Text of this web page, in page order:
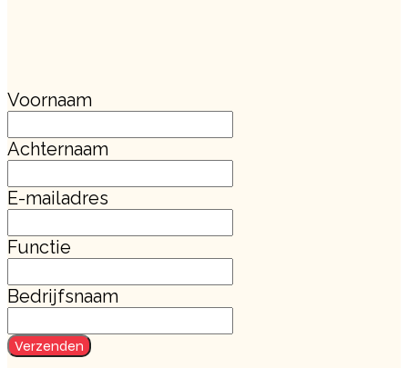
Voornaam
Achternaam
E-mailadres
Functie
Bedrijfsnaam
Verzenden